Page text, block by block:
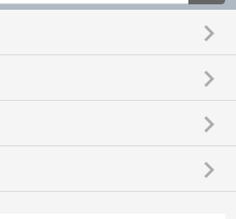
keyboard_arrow_right
keyboard_arrow_right
keyboard_arrow_right
keyboard_arrow_right